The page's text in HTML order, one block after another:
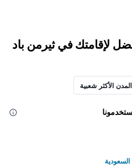
لإقامتك في ثيرمن باد
المدن الأكثر شعبية